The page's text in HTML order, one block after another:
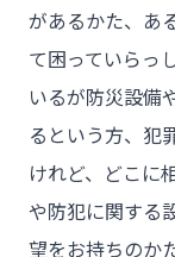
があるかた、あ
て困っていらっ
いるが防災設備
るという方、犯
けれど、どこに
や防犯に関する
望をお持ちのか